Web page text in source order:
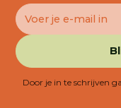
Door je in te schrijven